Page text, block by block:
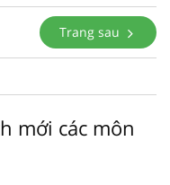
Trang sau
mới các môn